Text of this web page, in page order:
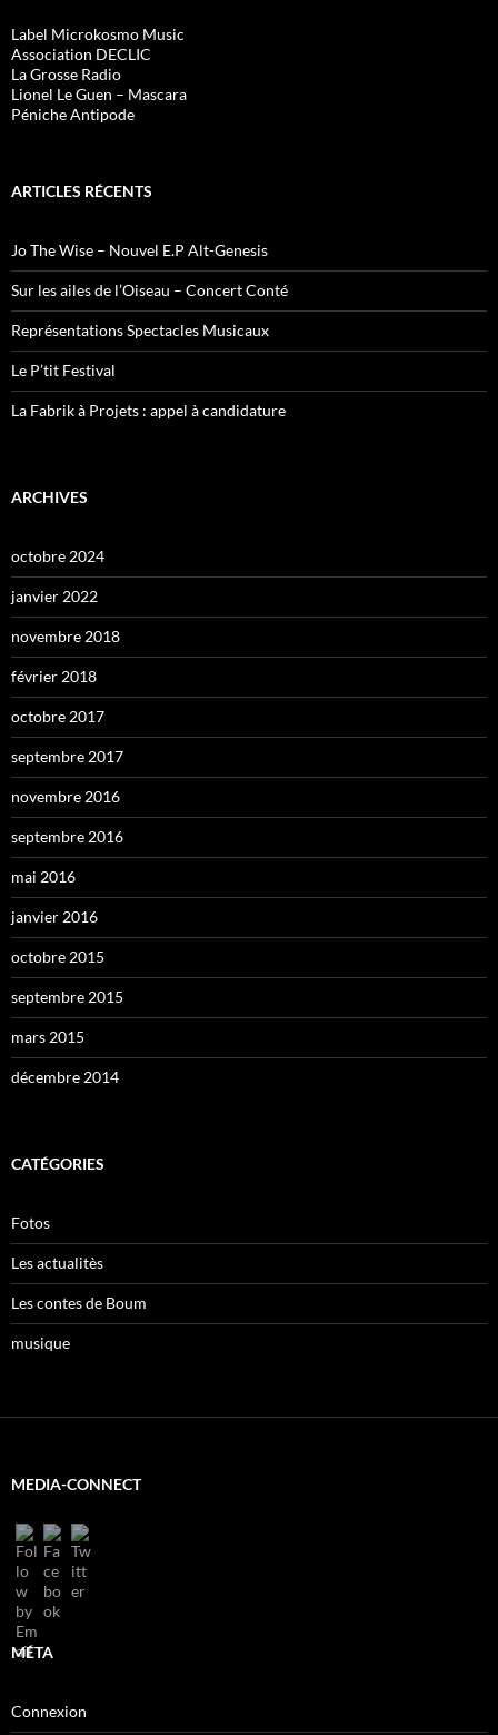
Label Microkosmo Music
Association DECLIC
La Grosse Radio
Lionel Le Guen – Mascara
Péniche Antipode
ARTICLES RÉCENTS
Jo The Wise – Nouvel E.P Alt-Genesis
Sur les ailes de l’Oiseau – Concert Conté
Représentations Spectacles Musicaux
Le P’tit Festival
La Fabrik à Projets : appel à candidature
ARCHIVES
octobre 2024
janvier 2022
novembre 2018
février 2018
octobre 2017
septembre 2017
novembre 2016
septembre 2016
mai 2016
janvier 2016
octobre 2015
septembre 2015
mars 2015
décembre 2014
CATÉGORIES
Fotos
Les actualitès
Les contes de Boum
musique
MEDIA-CONNECT
MÉTA
Connexion